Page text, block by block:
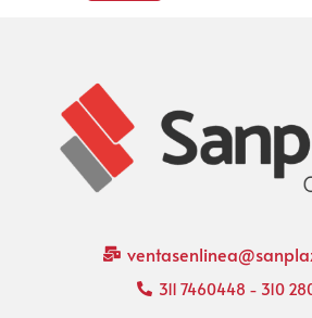
311 7460448 - 310